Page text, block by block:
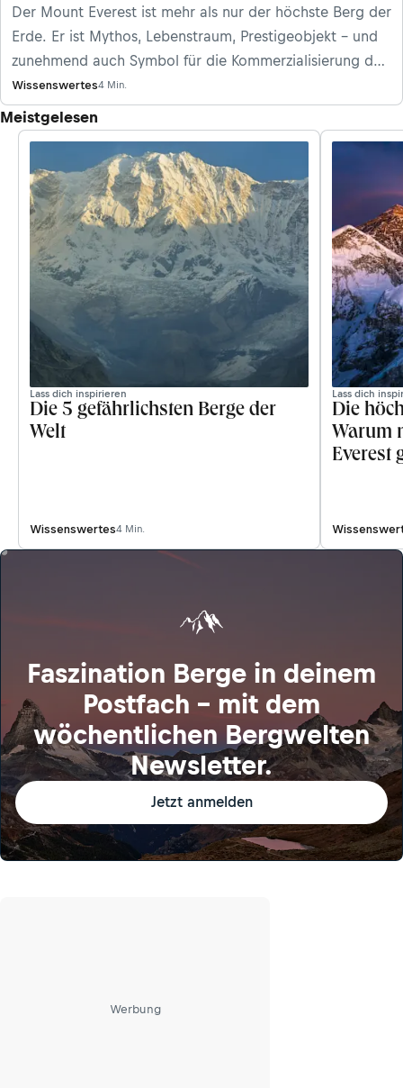
Der Mount Everest ist mehr als nur der höchste Berg der
Erde. Er ist Mythos, Lebenstraum, Prestigeobjekt – und
zunehmend auch Symbol für die Kommerzialisierung des
Alpinismus im Himalaya in Nepal. Experten erklären fünf
aktuelle Entwicklungen am Mount Everest und
beurteilen sie kritisch.
Wissenswertes4 Min.
Meistgelesen
Lass dich inspirieren
Die 5 gefährlichsten Berge der
Welt
Wissenswertes4 Min.
Lass dich
Die
Warum
Everest
Faszination Berge in deinem
Postfach – mit dem
wöchentlichen Bergwelten
Newsletter.
Jetzt anmelden
Werbung